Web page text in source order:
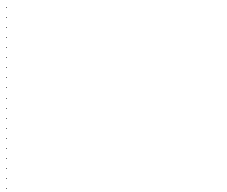
.
.
.
.
.
.
.
.
.
.
.
.
.
.
.
.
.
.
.